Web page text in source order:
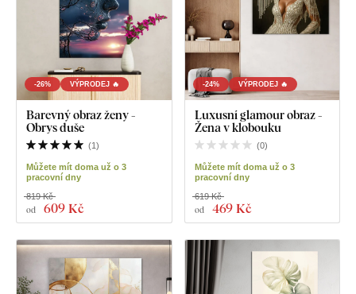
-26% VÝPRODEJ 🔥
Barevný obraz ženy -
Obrys duše
(1)
Můžete mít doma už o 3
pracovní dny
od 609 Kč
819 Kč
-24% VÝPRODEJ 🔥
Luxusní glamour obraz -
Žena v klobouku
(0)
Můžete mít doma už o 3
pracovní dny
od 469 Kč
619 Kč